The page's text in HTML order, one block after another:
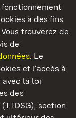
à des fins
trouverez de
de
Le
et l’accès à
avec la loi
des
section